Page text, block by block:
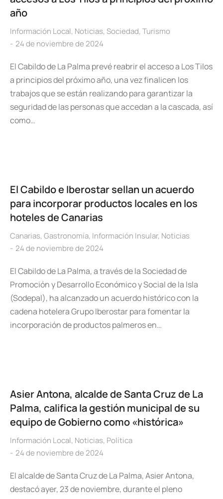
año
Información Local, Noticias, Sociedad, Turismo
24 de noviembre de 2024
El Cabildo de La Palma prevé reabrir el acceso a Los Tilos
a principios del próximo año, una vez finalicen los
trabajos que se están realizando para garantizar la
seguridad de las personas que accedan a la cascada, así
como…
El Cabildo e Iberostar sellan un acuerdo
para incorporar productos locales en los
hoteles de Canarias
Canarias, Gastronomía, Información Insular, Noticias
24 de noviembre de 2024
El Cabildo de La Palma, a través de la Sociedad de
Promoción y Desarrollo Económico y Social de la Isla
(Sodepal), ha alcanzado un acuerdo histórico con la
cadena hotelera Grupo Iberostar para fomentar la
incorporación de productos palmeros en…
Asier Antona, alcalde de Santa Cruz de La
Palma, califica la gestión municipal de su
equipo de Gobierno como «histórica»
Información Local, Noticias, Política
24 de noviembre de 2024
El alcalde de Santa Cruz de La Palma, Asier Antona,
destacó ayer, 23 de noviembre, durante el pleno